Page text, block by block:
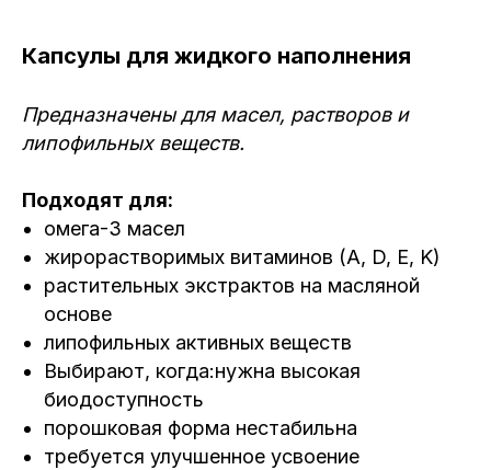
Капсулы для жидкого наполнения
Предназначены для масел, растворов и
липофильных веществ.
Подходят для:
омега-3 масел
жирорастворимых витаминов (A, D, E, K)
растительных экстрактов на масляной
основе
липофильных активных веществ
Выбирают, когда:нужна высокая
биодоступность
порошковая форма нестабильна
требуется улучшенное усвоение